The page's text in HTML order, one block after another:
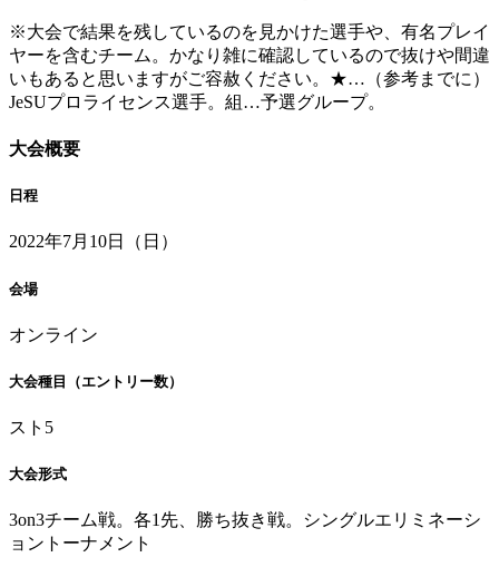
※大会で結果を残しているのを見かけた選手や、有名プレイ
ヤーを含むチーム。かなり雑に確認しているので抜けや間違
いもあると思いますがご容赦ください。★…（参考までに）
JeSUプロライセンス選手。組…予選グループ。
大会概要
日程
2022年7月10日（日）
会場
オンライン
大会種目（エントリー数）
スト5
大会形式
3on3チーム戦。各1先、勝ち抜き戦。シングルエリミネーシ
ョントーナメント